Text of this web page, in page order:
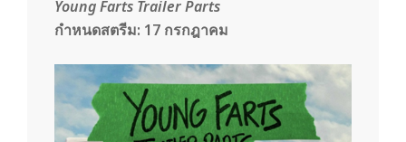
Young Farts Trailer Parts
กำหนดสตรีม: 17 กรกฎาคม